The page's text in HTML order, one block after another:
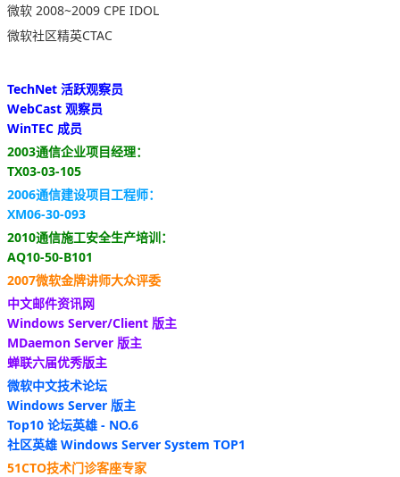
微软 2008~2009 CPE IDOL
微软社区精英CTAC
TechNet 活跃观察员
WebCast 观察员
WinTEC 成员
2003通信企业项目经理：
TX03-03-105
2006通信建设项目工程师：
XM06-30-093
2010通信施工安全生产培训：
AQ10-50-B101
2007微软金牌讲师大众评委
中文邮件资讯网
Windows Server/Client 版主
MDaemon Server 版主
蝉联六届优秀版主
微软中文技术论坛
Windows Server 版主
Top10 论坛英雄 - NO.6
社区英雄 Windows Server System TOP1
51CTO技术门诊客座专家